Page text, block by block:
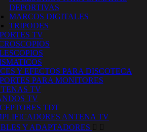
DEPORTIVAS
MARCOS DIGITALES
TRIPODES
TV
Y EFECTOS PARA DISCOTECA
PARA MONITORES
TV
TV
TDT
ANTENA TV
Y ADAPTADORES  